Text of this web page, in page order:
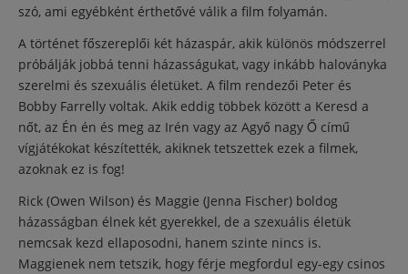
szó, ami egyébként érthetővé válik a film folyamán.
A történet főszereplői két házaspár, akik különös módszerrel
próbálják jobbá tenni házasságukat, vagy inkább haloványka
szerelmi és szexuális életüket. A film rendezői Peter és
Bobby Farrelly voltak. Akik eddig többek között a Keresd a
nőt, az Én én és meg az Irén vagy az Agyő nagy Ő című
vígjátékokat készítették, akiknek tetszettek ezek a filmek,
azoknak ez is fog!
Rick (Owen Wilson) és Maggie (Jenna Fischer) boldog
házasságban élnek két gyerekkel, de a szexuális életük
nemcsak kezd ellaposodni, hanem szinte nincs is.
Maggienek nem tetszik, hogy férje megfordul egy-egy csinos